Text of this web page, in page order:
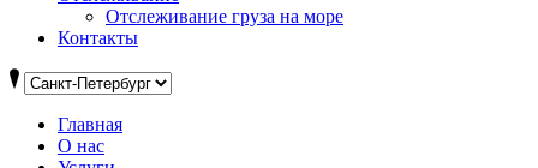
Отслеживание груза на море
Контакты
Главная
О нас